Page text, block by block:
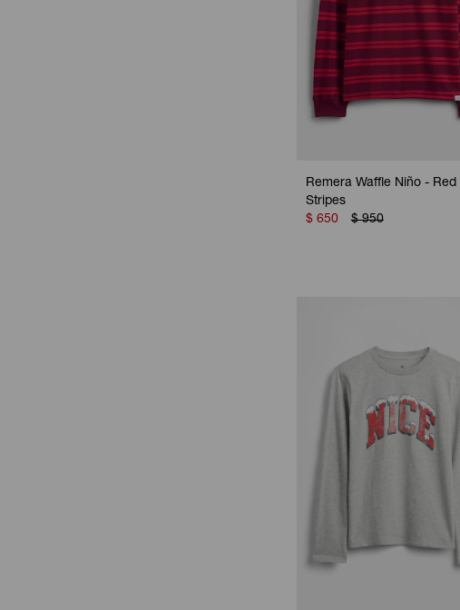
Remera Waffle Niño - Red
Stripes
$ 650 $ 950